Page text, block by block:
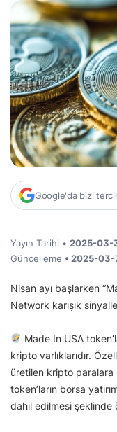
Google'da bizi
Yayın Tarihi • 2025-03-
Güncelleme • 2025-03-
Nisan ayı başlarken
Network karışık
Made In USA
kripto varlıklarıdır.
üretilen kripto paralara
token’ların borsa
dahil edilmesi şeklinde